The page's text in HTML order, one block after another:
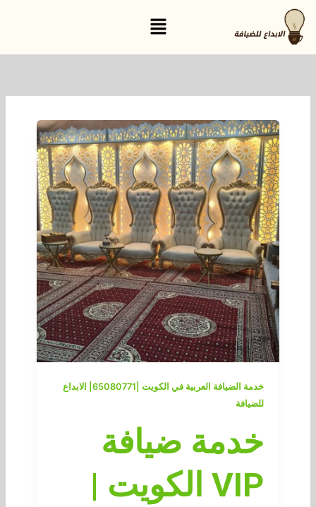
تخطي
إلى
المحتوى
القائمة
خدمة الضيافة العربية في الكويت |65080771| الابداع
للضيافة
خدمة ضيافة
VIP الكويت |